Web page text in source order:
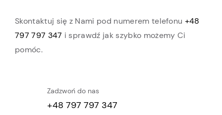
Skontaktuj się z Nami pod numerem telefonu +48
797 797 347 i sprawdź jak szybko możemy Ci
pomóc.
Zadzwoń do nas
+48 797 797 347